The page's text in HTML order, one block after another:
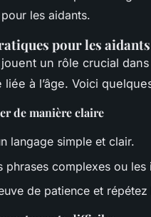
les aidants.
pour les aidants
un rôle crucial
liée à l’âge. Voici
de manière claire
langage simple et clair.
phrases complexes ou
de patience et